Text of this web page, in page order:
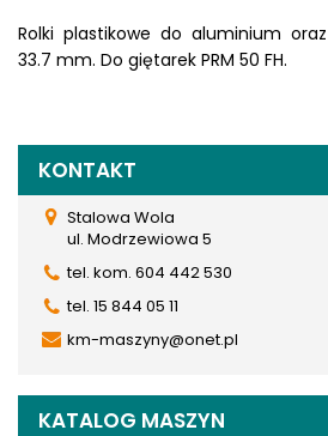
Rolki plastikowe do aluminium
33.7 mm. Do giętarek PRM 50 FH.
KONTAKT
Stalowa Wola
ul. Modrzewiowa 5
tel. kom. 604 442 530
tel. 15 844 05 11
km-maszyny@onet.pl
KATALOG MASZYN